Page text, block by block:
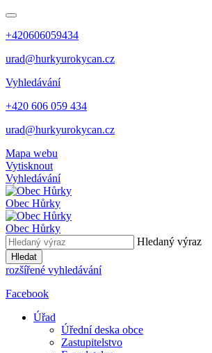
+420606059434
urad@hurkyurokycan.cz
Vyhledávání
+420 606 059 434
urad@hurkyurokycan.cz
Mapa webu
Vytisknout
Vyhledávání
Obec Hůrky
Obec Hůrky
Hledaný výraz
Hledat
rozšířené vyhledávání
Facebook
Úřad
Úřední deska obce
Zastupitelstvo